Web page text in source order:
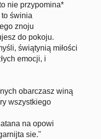
nie przypomina*
świnia
znoju
do pokoju.
świątynią miłości
emocji, i
obarczasz winą
wszystkiego
na opowi
sie."